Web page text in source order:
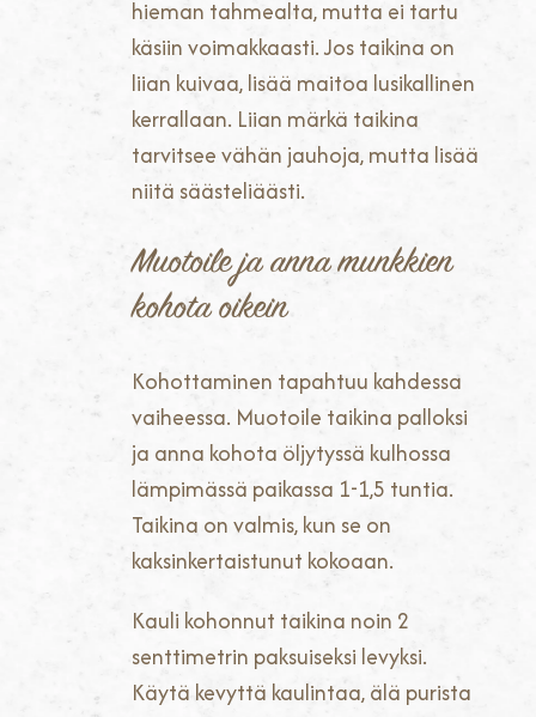
hieman tahmealta, mutta ei tartu
käsiin voimakkaasti. Jos taikina on
liian kuivaa, lisää maitoa lusikallinen
kerrallaan. Liian märkä taikina
tarvitsee vähän jauhoja, mutta lisää
niitä säästeliäästi.
Muotoile ja anna munkkien
kohota oikein
Kohottaminen tapahtuu kahdessa
vaiheessa. Muotoile taikina palloksi
ja anna kohota öljytyssä kulhossa
lämpimässä paikassa 1-1,5 tuntia.
Taikina on valmis, kun se on
kaksinkertaistunut kokoaan.
Kauli kohonnut taikina noin 2
senttimetrin paksuiseksi levyksi.
Käytä kevyttä kaulintaa, älä purista